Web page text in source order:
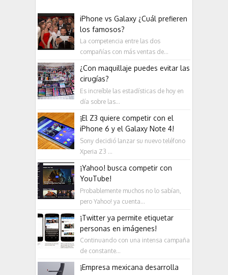
iPhone vs Galaxy ¿Cuál prefieren
los famosos?
La competencia entre las dos
compañías con más ventas de...
¿Con maquillaje puedes evitar las
cirugías?
Es increíble las estadísticas de hoy en
día sobre las...
¡El Z3 quiere competir con el
iPhone 6 y el Galaxy Note 4!
Sony decidió lanzar su nuevo teléfono
Xperia Z3 ...
¡Yahoo! busca competir con
YouTube!
Probablemente muchos no lo sabían,
pero Yahoo! ya cuenta...
¡Twitter ya permite etiquetar
personas en imágenes!
Continuando con una intensa campaña
de constante...
¡Empresa mexicana desarrolla